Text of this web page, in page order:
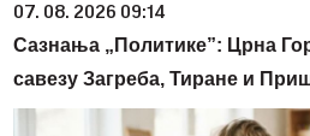
07. 08. 2026 09:14
Сазнања „Политике”: Црна
савезу Загреба, Тиране и